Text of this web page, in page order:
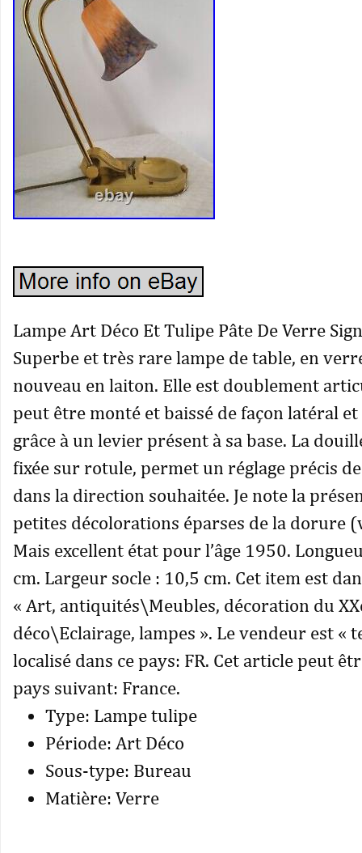
Lampe Art Déco Et Tulipe Pâte De Verre
Superbe et très rare lampe de table, en
nouveau en laiton. Elle est doublement
peut être monté et baissé de façon latéral
grâce à un levier présent à sa base. La
fixée sur rotule, permet un réglage précis de
dans la direction souhaitée. Je note la
petites décolorations éparses de la dorure
Mais excellent état pour l’âge 1950.
cm. Largeur socle : 10,5 cm. Cet item est
« Art, antiquités\Meubles, décoration du
déco\Eclairage, lampes ». Le vendeur est «
localisé dans ce pays: FR. Cet article peut
pays suivant: France.
Type: Lampe tulipe
Période: Art Déco
Sous-type: Bureau
Matière: Verre